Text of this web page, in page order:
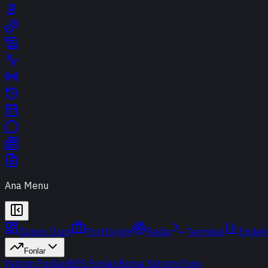
Ana Menu
Günün Özeti Portföyüm Radar Terminal
Fonlar
Yatırım FonlarıBES FonlarıBorsa Yatırım Fonu